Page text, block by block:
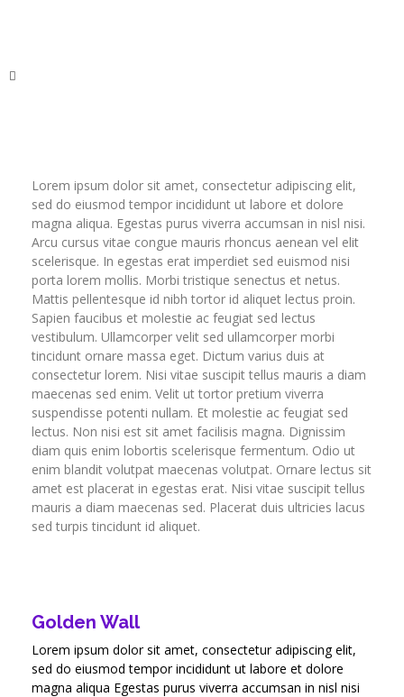
Lorem ipsum dolor sit amet, consectetur adipiscing elit,
sed do eiusmod tempor incididunt ut labore et dolore
magna aliqua. Egestas purus viverra accumsan in nisl nisi.
Arcu cursus vitae congue mauris rhoncus aenean vel elit
scelerisque. In egestas erat imperdiet sed euismod nisi
porta lorem mollis. Morbi tristique senectus et netus.
Mattis pellentesque id nibh tortor id aliquet lectus proin.
Sapien faucibus et molestie ac feugiat sed lectus
vestibulum. Ullamcorper velit sed ullamcorper morbi
tincidunt ornare massa eget. Dictum varius duis at
consectetur lorem. Nisi vitae suscipit tellus mauris a diam
maecenas sed enim. Velit ut tortor pretium viverra
suspendisse potenti nullam. Et molestie ac feugiat sed
lectus. Non nisi est sit amet facilisis magna. Dignissim
diam quis enim lobortis scelerisque fermentum. Odio ut
enim blandit volutpat maecenas volutpat. Ornare lectus sit
amet est placerat in egestas erat. Nisi vitae suscipit tellus
mauris a diam maecenas sed. Placerat duis ultricies lacus
sed turpis tincidunt id aliquet.
Golden Wall
Lorem ipsum dolor sit amet, consectetur adipiscing elit,
sed do eiusmod tempor incididunt ut labore et dolore
magna aliqua Egestas purus viverra accumsan in nisl nisi